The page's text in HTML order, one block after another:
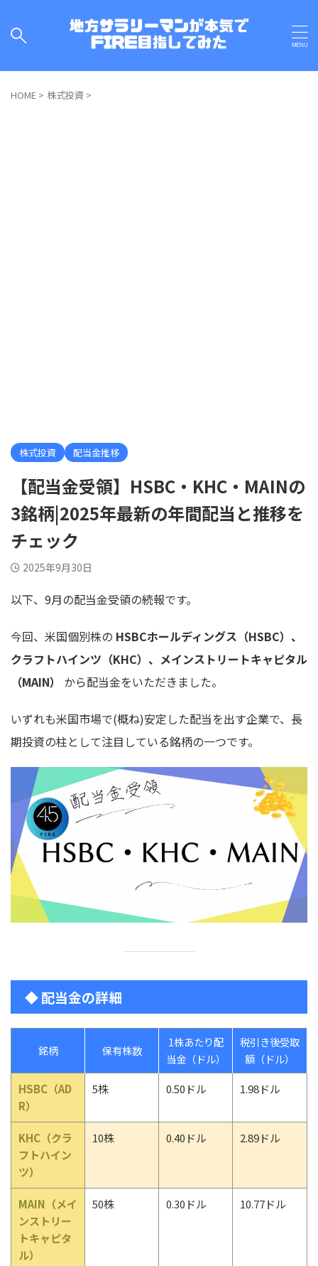
HOME > 株式投資 >
株式投資 配当金推移
【配当金受領】HSBC・KHC・MAINの
3銘柄|2025年最新の年間配当と推移を
チェック
2025年9月30日
以下、9月の配当金受領の続報です。
今回、米国個別株の HSBCホールディングス（HSBC）、
クラフトハインツ（KHC）、メインストリートキャピタル
（MAIN）
から配当金をいただきました。
いずれも米国市場で(概ね)安定した配当を出す企業で、長
期投資の柱として注目している銘柄の一つです。
◆ 配当金の詳細
銘柄 保有株数
1株あたり配
当金（ドル）
税引き後受取
額（ドル）
HSBC（AD
R）
5株 0.50ドル 1.98ドル
KHC（クラ
フトハイン
ツ）
10株 0.40ドル 2.89ドル
MAIN（メイ
ンストリー
トキャピタ
ル）
50株 0.30ドル 10.77ドル